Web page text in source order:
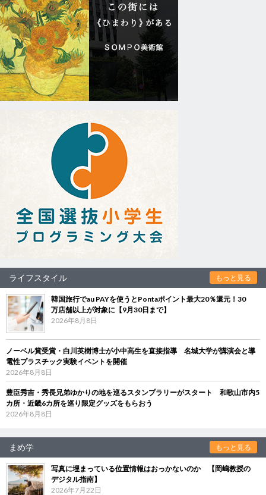
ライフスタイル もっと見る
韓国旅行でau PAYを使うとPontaポイント最大20％還元！30
万店舗以上が対象に【9月30日まで】
2026年8月8日
ノーベル賞受賞・白川英樹博士が小中高生を直接指導 名城大学が講演会と導
電性プラスチック実験イベントを開催
2026年8月8日
豊臣秀吉・秀長兄弟ゆかりの地を巡るスタンプラリーがスタート 和歌山市内5
カ所・近畿6カ所を巡り限定グッズをもらおう
2026年8月8日
まめ学 もっと見る
写真に埋まっている位置情報はおっかないのか 【岡嶋教授の
デジタル指南】
2026年7月22日